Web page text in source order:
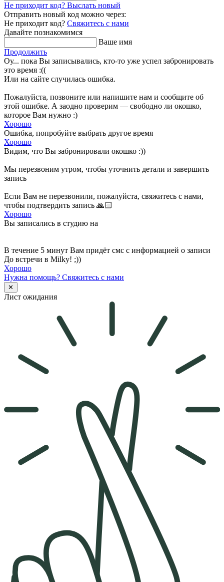
Не приходит код? Выслать новый
Отправить новый код можно через:
Не приходит код? Свяжитесь с нами
Давайте познакомимся
Ваше имя
Продолжить
Оу... пока Вы записывались, кто-то уже успел забронировать
это время :((
Или на сайте случилась ошибка.
Пожалуйста, позвоните или напишите нам и сообщите об
этой ошибке. А заодно проверим — свободно ли окошко,
которое Вам нужно :)
Хорошо
Ошибка, попробуйте выбрать другое время
Хорошо
Видим, что Вы забронировали окошко :))
Мы перезвоним утром, чтобы уточнить детали и завершить
запись
Если Вам не перезвонили, пожалуйста, свяжитесь с нами,
чтобы подтвердить запись 🙏🏻
Хорошо
Вы записались в студию на
В течение 5 минут Вам придёт смс с информацией о записи
До встречи в Milky! ;))
Хорошо
Нужна помощь? Свяжитесь с нами
✕
Лист ожидания